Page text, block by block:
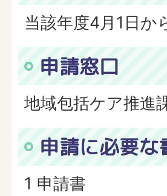
当該年度4月1日か
申請窓口
地域包括ケア推進
申請に必要な
1 申請書